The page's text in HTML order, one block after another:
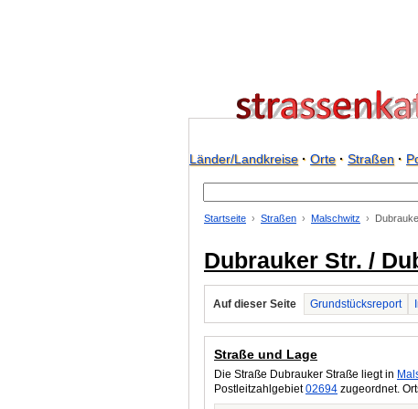
Länder/Landkreise· Orte· Straßen·
Startseite Straßen Malschwitz
Dubrauker Str. /
Auf dieser Seite Grundstücksreport
Straße und Lage
Die Straße Dubrauker Straße liegt in
Postleitzahlgebiet02694 zugeordnet.